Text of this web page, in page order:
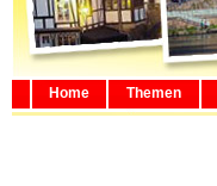
Home Themen